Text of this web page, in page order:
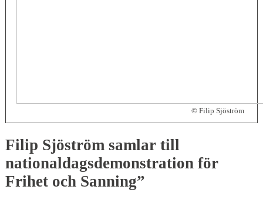
© Filip Sjöström
Filip Sjöström samlar till
nationaldagsdemonstration för
Frihet och Sanning”